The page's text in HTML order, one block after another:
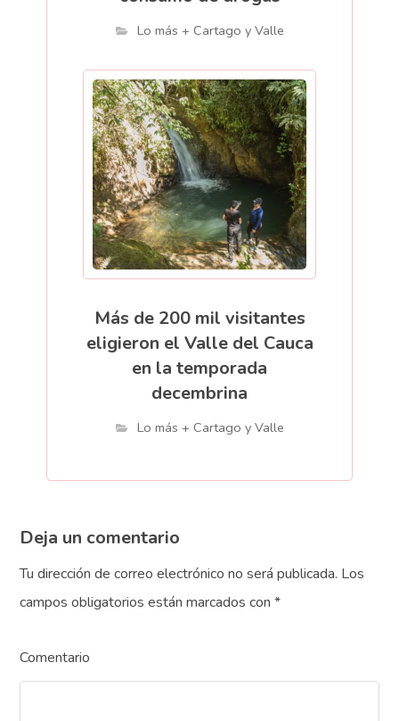
Lo más + Cartago y Valle
Más de 200 mil visitantes
eligieron el Valle del Cauca
en la temporada
decembrina
Lo más + Cartago y Valle
Deja un comentario
Tu dirección de correo electrónico no será publicada. Los
campos obligatorios están marcados con*
Comentario